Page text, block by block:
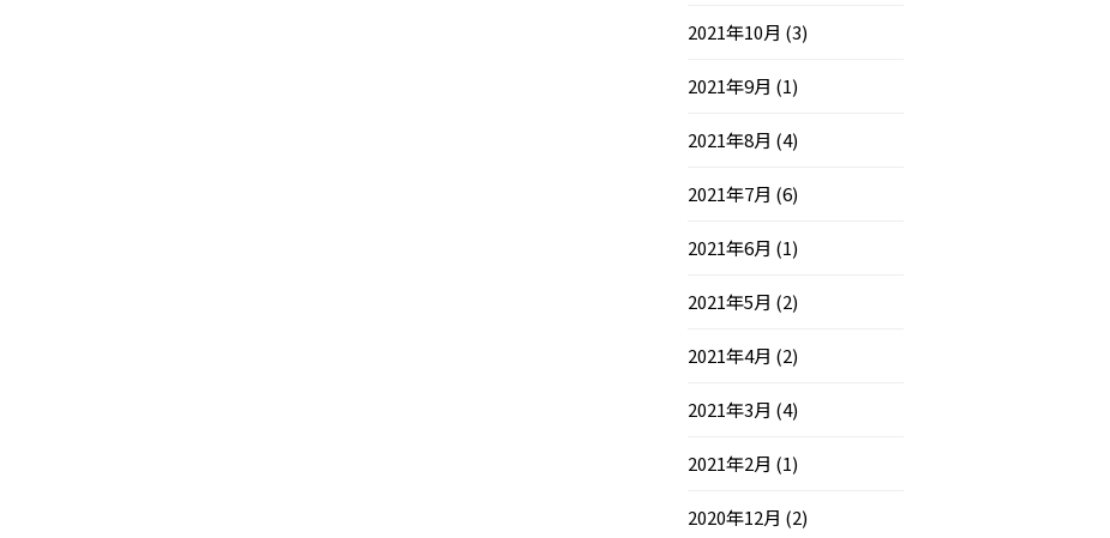
2021年10月 (3)
2021年9月 (1)
2021年8月 (4)
2021年7月 (6)
2021年6月 (1)
2021年5月 (2)
2021年4月 (2)
2021年3月 (4)
2021年2月 (1)
2020年12月 (2)